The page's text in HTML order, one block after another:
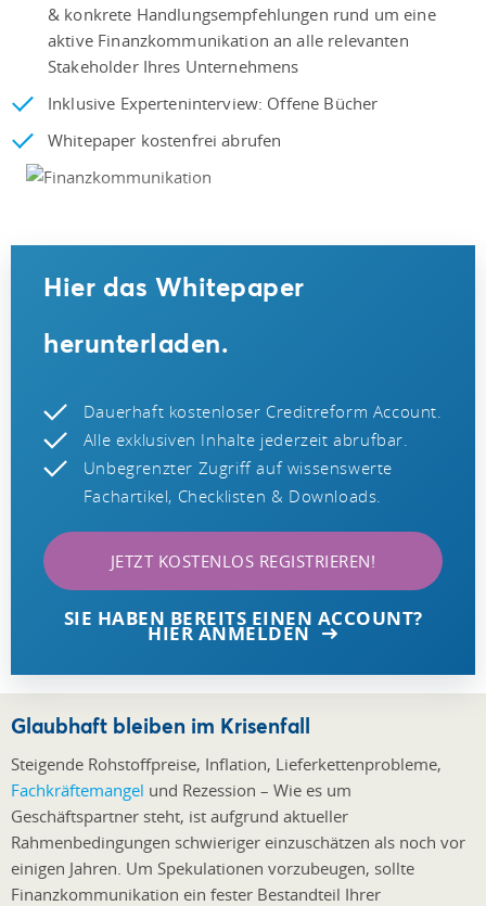
& konkrete Handlungsempfehlungen rund um eine
aktive Finanzkommunikation an alle relevanten
Stakeholder Ihres Unternehmens
Inklusive Experteninterview: Offene Bücher
Whitepaper kostenfrei abrufen
Hier das Whitepaper
herunterladen.
Dauerhaft kostenloser Creditreform Account.
Alle exklusiven Inhalte jederzeit abrufbar.
Unbegrenzter Zugriff auf wissenswerte
Fachartikel, Checklisten & Downloads.
JETZT KOSTENLOS REGISTRIEREN!
SIE HABEN BEREITS EINEN ACCOUNT?
HIER ANMELDEN
Glaubhaft bleiben im Krisenfall
Steigende Rohstoffpreise, Inflation, Lieferkettenprobleme,
Fachkräftemangel und Rezession – Wie es um
Geschäftspartner steht, ist aufgrund aktueller
Rahmenbedingungen schwieriger einzuschätzen als noch vor
einigen Jahren. Um Spekulationen vorzubeugen, sollte
Finanzkommunikation ein fester Bestandteil Ihrer